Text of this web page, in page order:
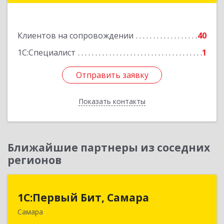
Клиентов на сопровождении
40
1С:Специалист
1
Отправить заявку
Показать контакты
Отправить заявку
Назад
Ближайшие партнеры из соседних
регионов
1С:Первый Бит, Самара
Самара
1С:Первый Бит, Самара
443013, Самарская обл, Самара г, Дачная ул,